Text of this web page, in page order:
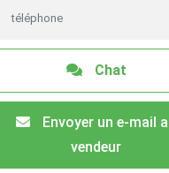
téléphone
Chat
Envoyer un e-mail
vendeur